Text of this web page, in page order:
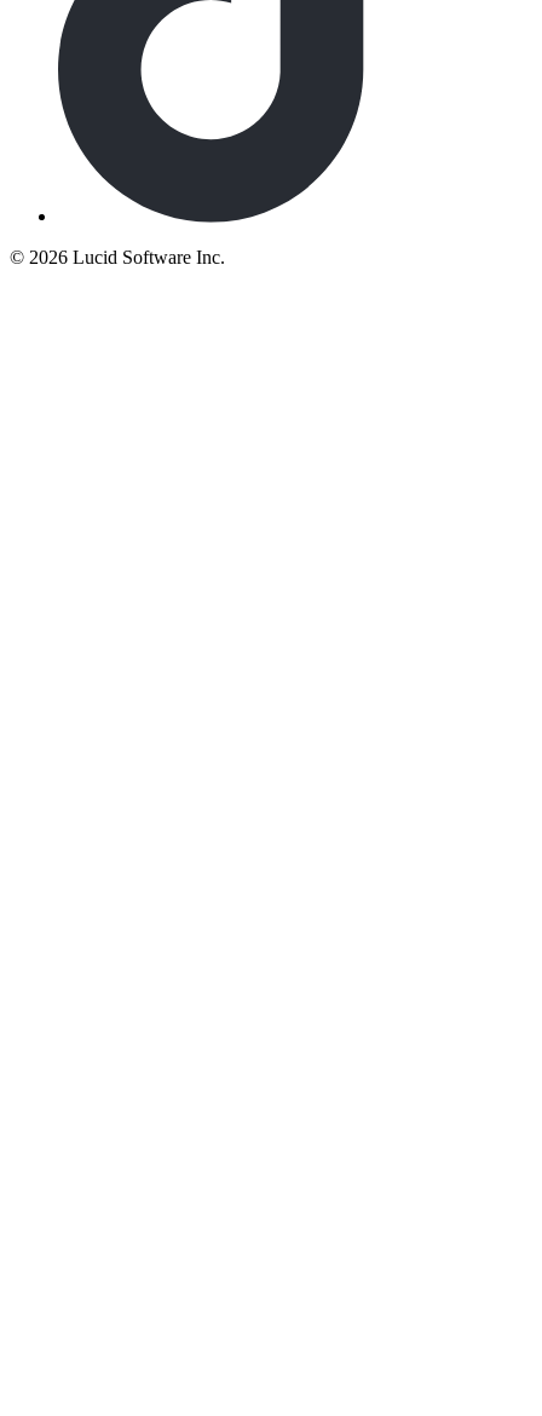
© 2026 Lucid Software Inc.